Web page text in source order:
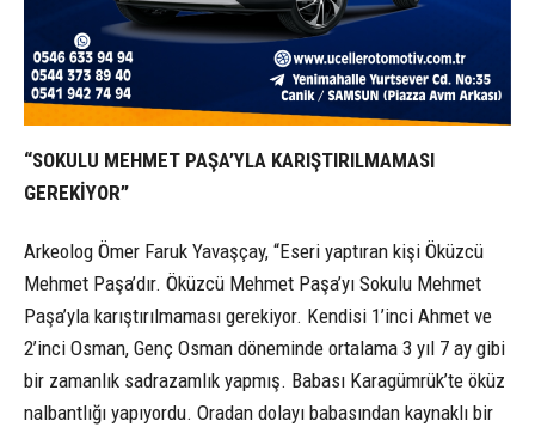
“SOKULU MEHMET PAŞA’YLA KARIŞTIRILMAMASI
GEREKİYOR”
Arkeolog Ömer Faruk Yavaşçay, “Eseri yaptıran kişi Öküzcü
Mehmet Paşa’dır. Öküzcü Mehmet Paşa’yı Sokulu Mehmet
Paşa’yla karıştırılmaması gerekiyor. Kendisi 1’inci Ahmet ve
2’inci Osman, Genç Osman döneminde ortalama 3 yıl 7 ay gibi
bir zamanlık sadrazamlık yapmış. Babası Karagümrük’te öküz
nalbantlığı yapıyordu. Oradan dolayı babasından kaynaklı bir